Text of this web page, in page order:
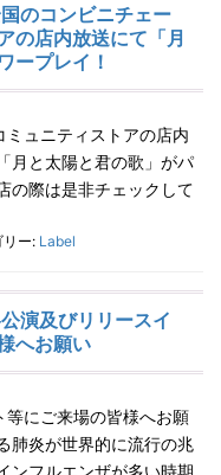
のコンビニチェー
の店内放送にて「月
ープレイ！
ュニティストアの店内
月と太陽と君の歌」がパ
の際は是非チェックして
リー: Label
演及びリリースイ
へお願い
にご来場の皆様へお願
肺炎が世界的に流行の兆